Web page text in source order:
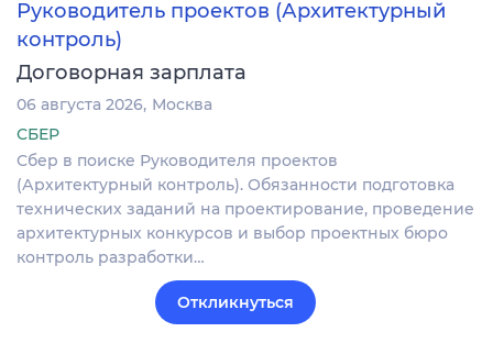
Руководитель проектов (Архитектурный
контроль)
Договорная зарплата
06 августа 2026 Москва
СБЕР
Сбер в поиске Руководителя проектов
(Архитектурный контроль). Обязанности подготовка
технических заданий на проектирование, проведение
архитектурных конкурсов и выбор проектных бюро
контроль разработки…
Откликнуться